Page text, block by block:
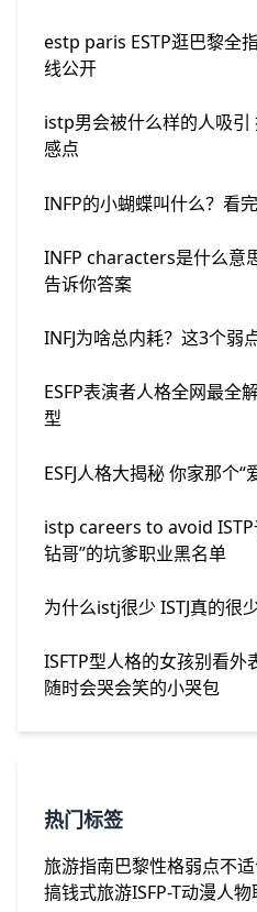
estp paris ESTP逛巴黎全
线公开
istp男会被什么样的人吸
感点
INFP的小蝴蝶叫什么？看
INFP characters是什么意
告诉你答案
INFJ为啥总内耗？这3个弱
ESFP表演者人格全网最全
型
ESFJ人格大揭秘 你家那个
istp careers to avoid ISTP
钻哥”的坑爹职业黑名单
为什么istj很少 ISTJ真的很
ISFTP型人格的女孩别看
随时会哭会笑的小哭包
热门标签
旅游指南巴黎性格弱点不
搞钱式旅游ISFP-T动漫人物